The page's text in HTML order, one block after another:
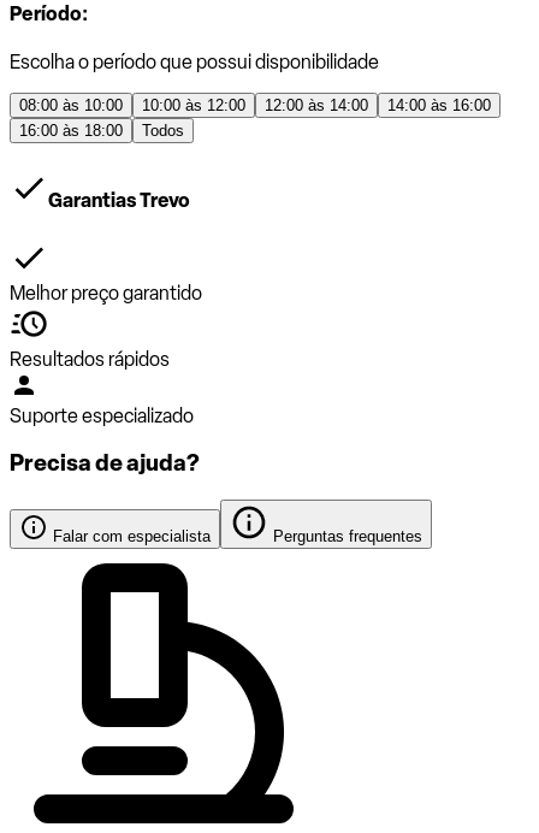
Período:
Escolha o período que possui disponibilidade
08:00 às 10:00 10:00 às 12:00 12:00 às 14:00
14:00 às 16:00
16:00 às 18:00
Todos
Garantias Trevo
Melhor preço garantido
Resultados rápidos
Suporte especializado
Precisa de ajuda?
Falar com especialista Perguntas frequentes